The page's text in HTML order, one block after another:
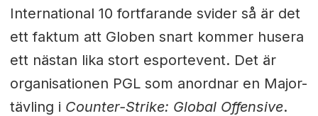
International 10 fortfarande svider så är det
ett faktum att Globen snart kommer husera
ett nästan lika stort esportevent. Det är
organisationen PGL som anordnar en Major-
tävling i Counter-Strike: Global Offensive.